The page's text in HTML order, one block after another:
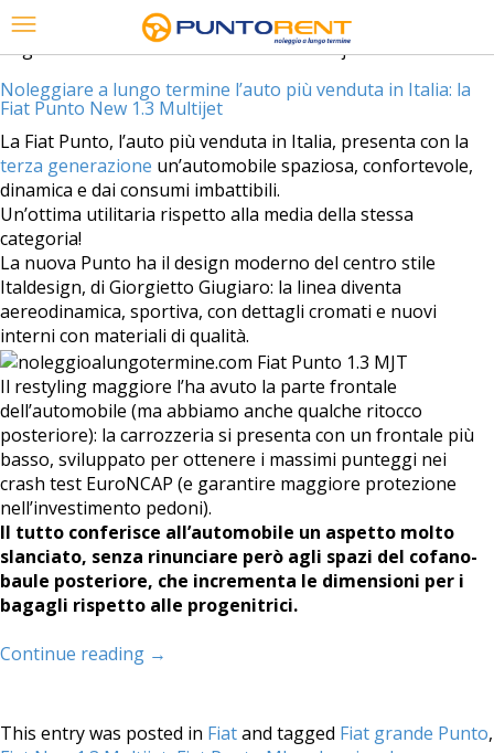
Tag Archives:recensione Fiat Punto multijet
Noleggiare a lungo termine l’auto più venduta in Italia: la
Fiat Punto New 1.3 Multijet
La Fiat Punto, l’auto più venduta in Italia, presenta con la
terza generazione un’automobile spaziosa, confortevole,
dinamica e dai consumi imbattibili.
Un’ottima utilitaria rispetto alla media della stessa
categoria!
La nuova Punto ha il design moderno del centro stile
Italdesign, di Giorgietto Giugiaro: la linea diventa
aereodinamica, sportiva, con dettagli cromati e nuovi
interni con materiali di qualità.
Il restyling maggiore l’ha avuto la parte frontale
dell’automobile (ma abbiamo anche qualche ritocco
posteriore): la carrozzeria si presenta con un frontale più
basso, sviluppato per ottenere i massimi punteggi nei
crash test EuroNCAP (e garantire maggiore protezione
nell’investimento pedoni).
Il tutto conferisce all’automobile un aspetto molto
slanciato, senza rinunciare però agli spazi del cofano-
baule posteriore, che incrementa le dimensioni per i
bagagli rispetto alle progenitrici.
Continue reading →
This entry was posted in Fiatand tagged Fiat grande Punto,